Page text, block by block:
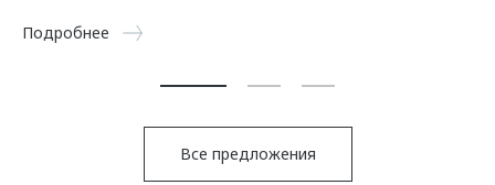
Подробнее
Все предложения